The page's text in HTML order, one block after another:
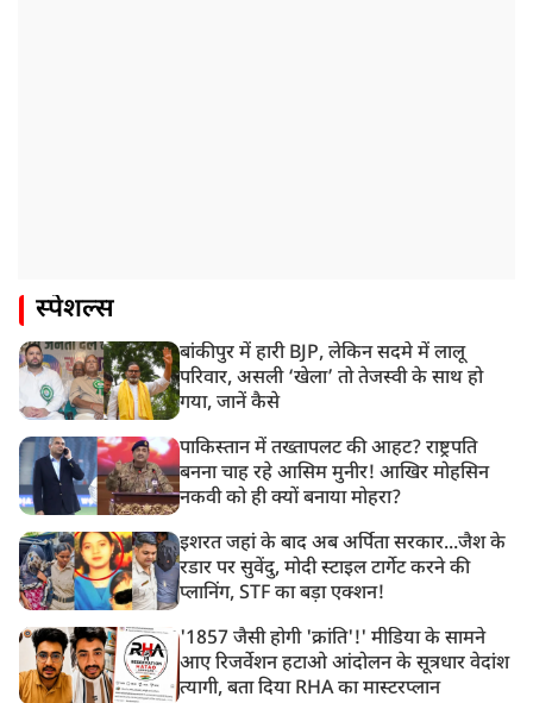
स्पेशल्स
बांकीपुर में हारी BJP, लेकिन सदमे में लालू
परिवार, असली ‘खेला’ तो तेजस्वी के साथ हो
गया, जानें कैसे
पाकिस्तान में तख्तापलट की आहट? राष्ट्रपति
बनना चाह रहे आसिम मुनीर! आखिर मोहसिन
नकवी को ही क्यों बनाया मोहरा?
इशरत जहां के बाद अब अर्पिता सरकार...जैश के
रडार पर सुवेंदु, मोदी स्टाइल टार्गेट करने की
प्लानिंग, STF का बड़ा एक्शन!
'1857 जैसी होगी 'क्रांति'!' मीडिया के सामने
आए रिजर्वेशन हटाओ आंदोलन के सूत्रधार वेदांश
त्यागी, बता दिया RHA का मास्टरप्लान